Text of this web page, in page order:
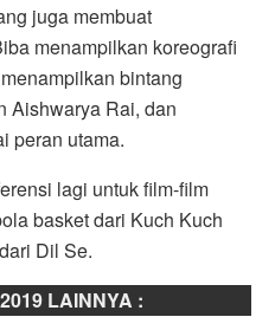
juga membuat
menampilkan koreografi
bintang
Aishwarya Rai, dan
peran utama.
lagi untuk film-film
basket dari Kuch Kuch
Dil Se.
LAINNYA :